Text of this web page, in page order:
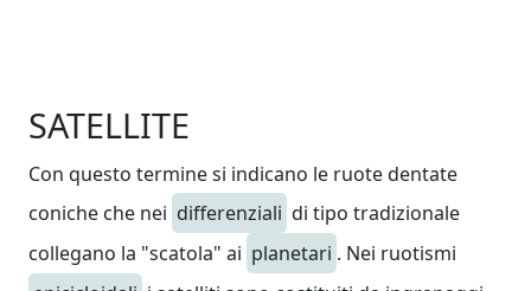
SATELLITE
Con questo termine si indicano le ruote dentate
coniche che nei differenziali di tipo tradizionale
collegano la "scatola" ai planetari . Nei ruotismi